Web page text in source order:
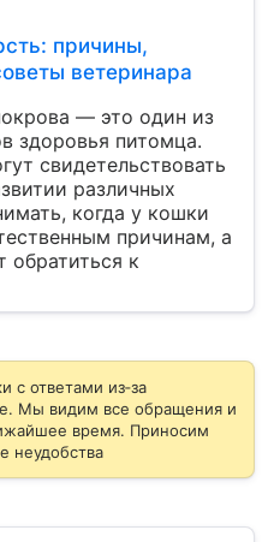
причины,
ветеринара
— это один из
здоровья питомца.
свидетельствовать
различных
когда у кошки
причинам, а
обратиться к
с ответами из‑за
Мы видим все обращения и
время. Приносим
неудобства